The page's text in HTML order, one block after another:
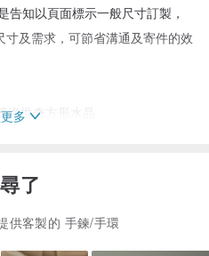
知以頁面標示一般尺寸訂製，
及需求，可節省溝通及寄件的效
世奇方形水晶
多
了
供客製的 手鍊/手環